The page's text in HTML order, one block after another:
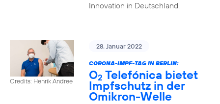
Innovation in Deutschland.
Credits: Henrik Andree
28. Januar 2022
CORONA-IMPF-TAG IN BERLIN:
O2 Telefónica bietet
Impfschutz in der
Omikron-Welle